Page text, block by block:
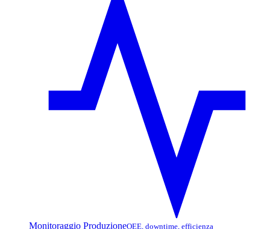
Monitoraggio ProduzioneOEE, downtime, efficienza